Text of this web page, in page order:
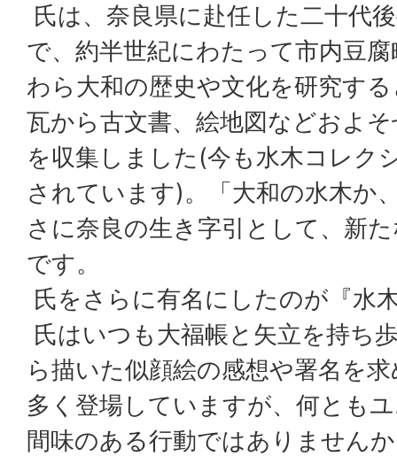
氏は、奈良県に赴任した二十代
で、約半世紀にわたって市内豆
わら大和の歴史や文化を研究す
瓦から古文書、絵地図などおよ
を収集しました(今も水木コレク
されています)。「大和の水木か
さに奈良の生き字引として、新
です。
氏をさらに有名にしたのが『水
氏はいつも大福帳と矢立を持ち
ら描いた似顔絵の感想や署名を
多く登場していますが、何とも
間味のある行動ではありません